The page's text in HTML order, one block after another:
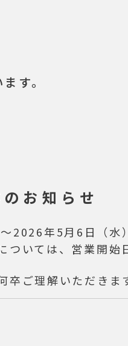
す。
お知らせ
2026年5月6日（水
いては、営業開始
ご理解いただきま